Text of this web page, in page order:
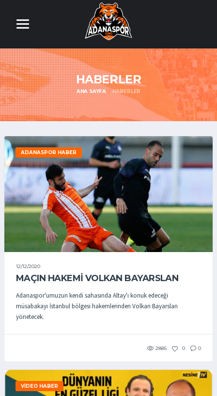
HABERLER
ANA SAYFA HABERLER
ADANASPOR HABER
12/12/2020
MAÇIN HAKEMI VOLKAN BAYARSLAN
Adanaspor'umuzun kendi sahasında Altay'ı konuk edeceği
müsabakayı İstanbul bölgesi hakemlerinden Volkan Bayarslan
yönetecek.
2885 0 0
VIDEO HABER